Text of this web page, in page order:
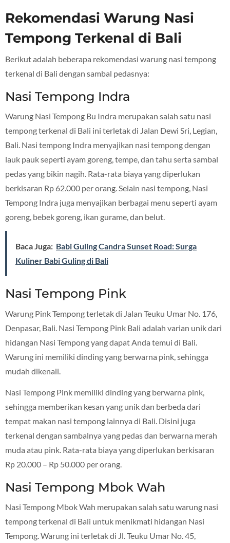
Rekomendasi Warung Nasi
Tempong Terkenal di Bali
Berikut adalah beberapa rekomendasi warung nasi tempong
terkenal di Bali dengan sambal pedasnya:
Nasi Tempong Indra
Warung Nasi Tempong Bu Indra merupakan salah satu nasi
tempong terkenal di Bali ini terletak di Jalan Dewi Sri, Legian,
Bali. Nasi tempong Indra menyajikan nasi tempong dengan
lauk pauk seperti ayam goreng, tempe, dan tahu serta sambal
pedas yang bikin nagih. Rata-rata biaya yang diperlukan
berkisaran Rp 62.000 per orang. Selain nasi tempong, Nasi
Tempong Indra juga menyajikan berbagai menu seperti ayam
goreng, bebek goreng, ikan gurame, dan belut.
Baca Juga: Babi Guling Candra Sunset Road: Surga
Kuliner Babi Guling di Bali
Nasi Tempong Pink
Warung Pink Tempong terletak di Jalan Teuku Umar No. 176,
Denpasar, Bali. Nasi Tempong Pink Bali adalah varian unik dari
hidangan Nasi Tempong yang dapat Anda temui di Bali.
Warung ini memiliki dinding yang berwarna pink, sehingga
mudah dikenali.
Nasi Tempong Pink memiliki dinding yang berwarna pink,
sehingga memberikan kesan yang unik dan berbeda dari
tempat makan nasi tempong lainnya di Bali. Disini juga
terkenal dengan sambalnya yang pedas dan berwarna merah
muda atau pink. Rata-rata biaya yang diperlukan berkisaran
Rp 20.000 – Rp 50.000 per orang.
Nasi Tempong Mbok Wah
Nasi Tempong Mbok Wah merupakan salah satu warung nasi
tempong terkenal di Bali untuk menikmati hidangan Nasi
Tempong. Warung ini terletak di Jl. Teuku Umar No. 45,